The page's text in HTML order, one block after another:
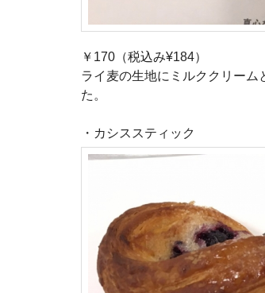
￥170（税込み¥184）
ライ麦の生地にミルククリー
た。
・カシススティック